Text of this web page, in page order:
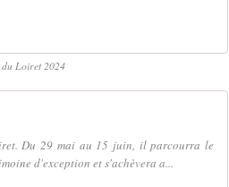
du Loiret 2024
Du 29 mai au 15 juin, il parcourra le
d'exception et s'achèvera a...